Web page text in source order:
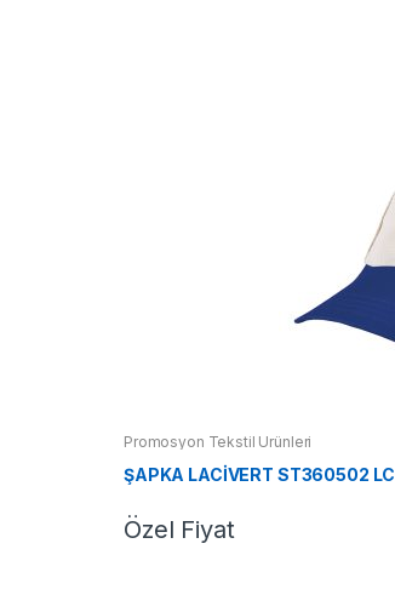
Promosyon Tekstil Ürünleri
ŞAPKA LACİVERT ST360502 LC
Özel Fiyat